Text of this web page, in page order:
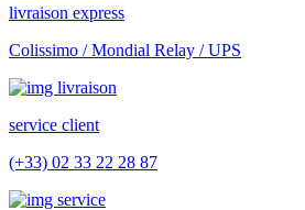
livraison express
Colissimo / Mondial Relay / UPS
service client
(+33) 02 33 22 28 87